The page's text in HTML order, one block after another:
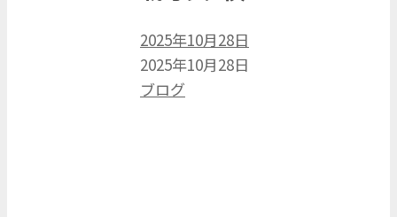
2025年10月28日
2025年10月28日
ブログ